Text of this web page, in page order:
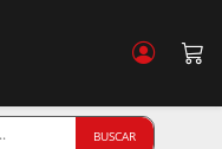
BUSCAR